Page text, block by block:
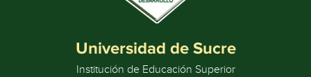
Universidad de Sucre
Institución de Educación Superior